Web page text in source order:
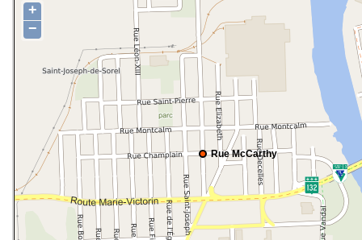
Rue McCarthy
+
−